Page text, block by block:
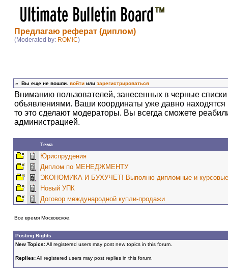
Предлагаю реферат (диплом)
(Moderated by: ROMiC)
» Вы еще не вошли. войтиили зарегистрироваться
Вниманию пользователей, занесенных в черные
объявлениями. Ваши координаты уже давно
то это сделают модераторы. Вы всегда сможете
администрацией.
Тема
Юриспрудения
Диплом по МЕНЕДЖМЕНТУ
ЭКОНОМИКА И БУХУЧЕТ! Выполню дипломные и курсовые
Новый УПК
Договор международной купли-продажи
Все время Московское.
Posting Rights
New Topics:All registered users may post new topics in this forum.
Replies:All registered users may post replies in this forum.